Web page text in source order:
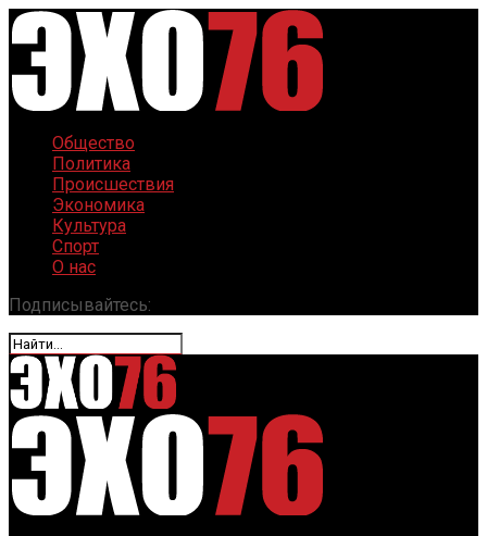
Общество
Политика
Происшествия
Экономика
Культура
Спорт
О нас
Подписывайтесь: